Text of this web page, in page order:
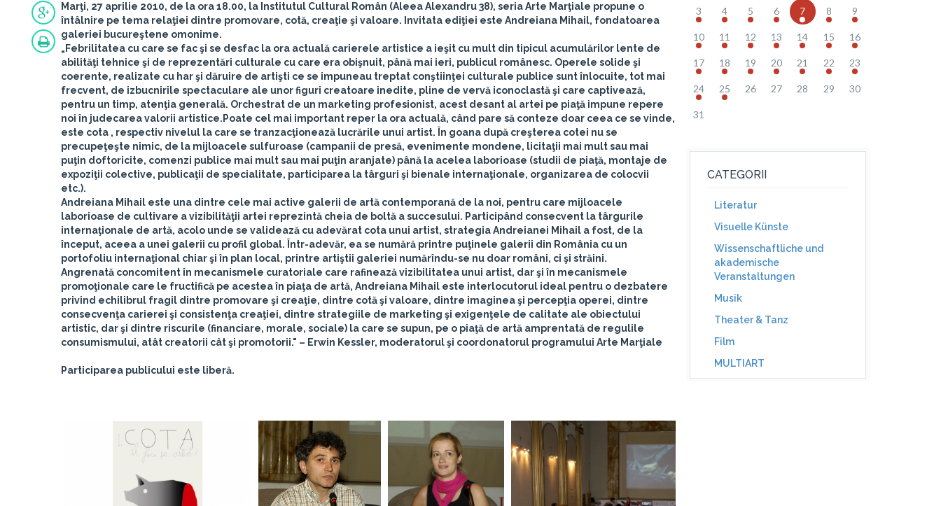
Marţi, 27 aprilie 2010, de la ora 18.00, la Institutul Cultural Român (Aleea Alexandru 38), seria Arte Marţiale propune o
întâlnire pe tema relaţiei dintre promovare, cotă, creaţie şi valoare. Invitata ediţiei este Andreiana Mihail, fondatoarea
galeriei bucureştene omonime.
„Febrilitatea cu care se fac şi se desfac la ora actuală carierele artistice a ieşit cu mult din tipicul acumulărilor lente de
abilităţi tehnice şi de reprezentări culturale cu care era obişnuit, până mai ieri, publicul românesc. Operele solide şi
coerente, realizate cu har şi dăruire de artişti ce se impuneau treptat conştiinţei culturale publice sunt înlocuite, tot mai
frecvent, de izbucnirile spectaculare ale unor figuri creatoare inedite, pline de vervă iconoclastă şi care captivează,
pentru un timp, atenţia generală. Orchestrat de un marketing profesionist, acest desant al artei pe piaţă impune repere
noi în judecarea valorii artistice.Poate cel mai important reper la ora actuală, când pare să conteze doar ceea ce se vinde,
este cota , respectiv nivelul la care se tranzacţionează lucrările unui artist. În goana după creşterea cotei nu se
precupeţeşte nimic, de la mijloacele sulfuroase (campanii de presă, evenimente mondene, licitaţii mai mult sau mai
puţin doftoricite, comenzi publice mai mult sau mai puţin aranjate) până la acelea laborioase (studii de piaţă, montaje de
expoziţii colective, publicaţii de specialitate, participarea la târguri şi bienale internaţionale, organizarea de colocvii
etc.).
Andreiana Mihail este una dintre cele mai active galerii de artă contemporană de la noi, pentru care mijloacele
laborioase de cultivare a vizibilităţii artei reprezintă cheia de boltă a succesului. Participând consecvent la târgurile
internaţionale de artă, acolo unde se validează cu adevărat cota unui artist, strategia Andreianei Mihail a fost, de la
început, aceea a unei galerii cu profil global. Într-adevăr, ea se numără printre puţinele galerii din România cu un
portofoliu internaţional chiar şi în plan local, printre artiştii galeriei numărîndu-se nu doar români, ci şi străini.
Angrenată concomitent în mecanismele curatoriale care rafinează vizibilitatea unui artist, dar şi în mecanismele
promoţionale care le fructifică pe acestea în piaţa de artă, Andreiana Mihail este interlocutorul ideal pentru o dezbatere
privind echilibrul fragil dintre promovare şi creaţie, dintre cotă şi valoare, dintre imaginea şi percepţia operei, dintre
consecvenţa carierei şi consistenţa creaţiei, dintre strategiile de marketing şi exigenţele de calitate ale obiectului
artistic, dar şi dintre riscurile (financiare, morale, sociale) la care se supun, pe o piaţă de artă amprentată de regulile
consumismului, atât creatorii cât şi promotorii." – Erwin Kessler, moderatorul şi coordonatorul programului Arte Marţiale
Participarea publicului este liberă.
3 4 5 6 7 8 9
10 11 12 13 14 15 16
17 18 19 20 21 22 23
24 25 26 27 28 29 30
31
CATEGORII
Literatur
Visuelle Künste
Wissenschaftliche und
akademische
Veranstaltungen
Musik
Theater & Tanz
Film
MULTIART